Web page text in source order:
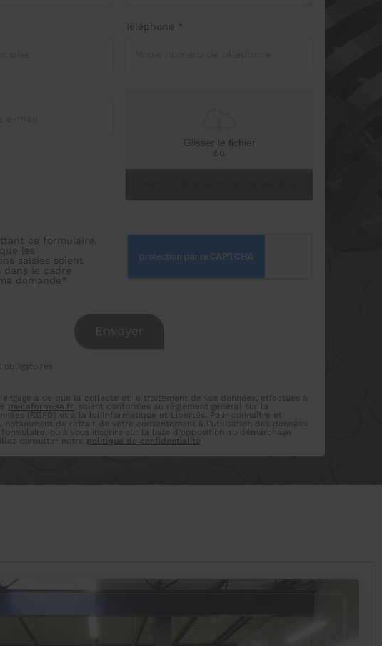
Téléphone *
Glisser le fichier
ou
ce formulaire,
les
saisies soient
dans le cadre
demande*
obligatoires
s'engage à ce que la collecte et le traitement de vos données, effectués à
mecaform-sa.fr, soient conformes au règlement général sur la
(RGPD) et à la loi Informatique et Libertés. Pour connaître et
notamment de retrait de votre consentement à l'utilisation des données
ou à vous inscrire sur la liste d'opposition au démarchage
consulter notre politique de confidentialité